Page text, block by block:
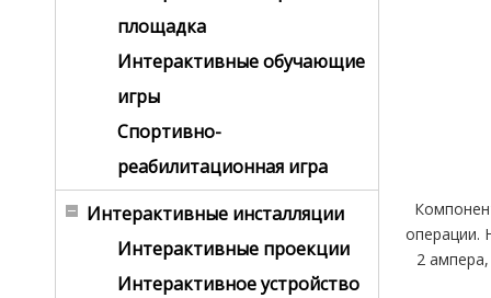
площадка
Интерактивные обучающие
игры
Спортивно-
реабилитационная игра
Интерактивные инсталляции
Интерактивные проекции
Интерактивное устройство
операции.
2